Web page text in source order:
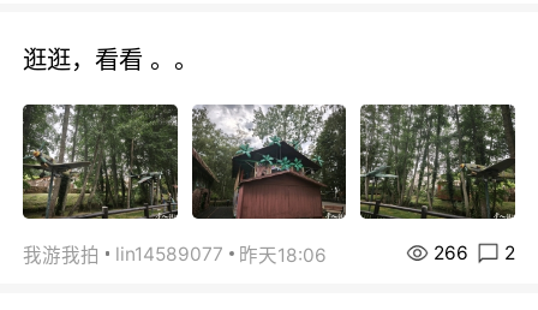
逛逛，看看 。。
我游我拍 lin14589077 昨天18:06 266 2